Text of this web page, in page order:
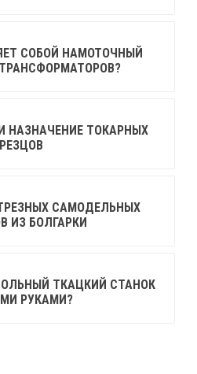
СОБОЙ НАМОТОЧНЫЙ
НАЗНАЧЕНИЕ ТОКАРНЫХ
РЕЗЦОВ
САМОДЕЛЬНЫХ
ИЗ БОЛГАРКИ
ТКАЦКИЙ СТАНОК
РУКАМИ?